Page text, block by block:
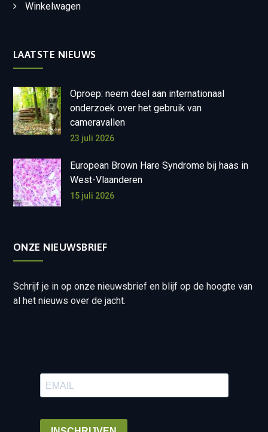
Winkelwagen
LAATSTE NIEUWS
Oproep: neem deel aan internationaal
onderzoek over het gebruik van
cameravallen
23 juli 2026
European Brown Hare Syndrome bij haas in
West-Vlaanderen
15 juli 2026
ONZE NIEUWSBRIEF
Schrijf je in op onze nieuwsbrief en blijf op de hoogte van
al het nieuws over de jacht.